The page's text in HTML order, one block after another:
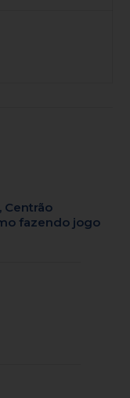
Centrão
fazendo jogo